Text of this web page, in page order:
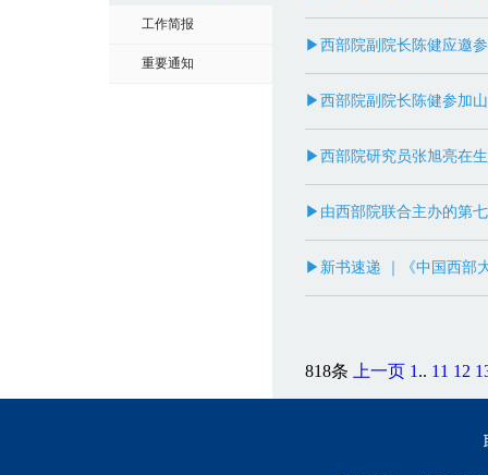
工作简报
重要通知
▶西部院副院长陈健应邀
▶西部院副院长陈健参加
▶西部院研究员张旭亮在
▶由西部院联合主办的第
▶新书速递 ｜《中国西部
818条 上一页 1 .. 11 12